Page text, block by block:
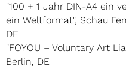
"100 + 1 Jahr DIN-A4 ein
ein Weltformat", Schau
DE
"FOYOU – Voluntary Art
Berlin, DE